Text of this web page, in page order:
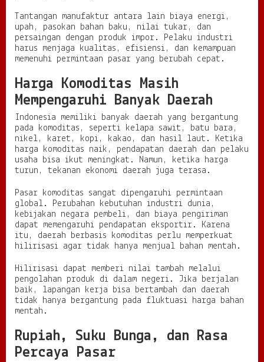
Tantangan manufaktur antara lain biaya energi,
upah, pasokan bahan baku, nilai tukar, dan
persaingan dengan produk impor. Pelaku industri
harus menjaga kualitas, efisiensi, dan kemampuan
memenuhi permintaan pasar yang berubah cepat.
Harga Komoditas Masih
Mempengaruhi Banyak Daerah
Indonesia memiliki banyak daerah yang bergantung
pada komoditas, seperti kelapa sawit, batu bara,
nikel, karet, kopi, kakao, dan hasil laut. Ketika
harga komoditas naik, pendapatan daerah dan pelaku
usaha bisa ikut meningkat. Namun, ketika harga
turun, tekanan ekonomi daerah juga terasa.
Pasar komoditas sangat dipengaruhi permintaan
global. Perubahan kebutuhan industri dunia,
kebijakan negara pembeli, dan biaya pengiriman
dapat memengaruhi pendapatan eksportir. Karena
itu, daerah berbasis komoditas perlu memperkuat
hilirisasi agar tidak hanya menjual bahan mentah.
Hilirisasi dapat memberi nilai tambah melalui
pengolahan produk di dalam negeri. Jika berjalan
baik, lapangan kerja bisa bertambah dan daerah
tidak hanya bergantung pada fluktuasi harga bahan
mentah.
Rupiah, Suku Bunga, dan Rasa
Percaya Pasar